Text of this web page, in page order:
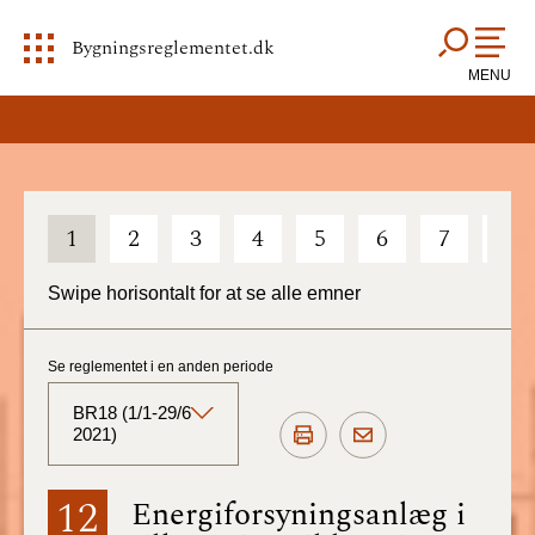
Bygningsreglementet.dk
MENU
1 2 3 4 5 6 7
Swipe horisontalt for at se alle emner
12 Energiforsyningsanlæg i
Se reglementet i en anden periode
BR18 (1/1-29/6
2021)
BR18 (Aktuelt)